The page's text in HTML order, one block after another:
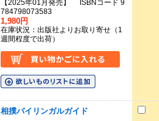
【2025年01月発売】 ISBNコード 9
784798073583
1,980円
在庫状況：出版社よりお取り寄せ（1
週間程度で出荷）
相撲バイリンガルガイド